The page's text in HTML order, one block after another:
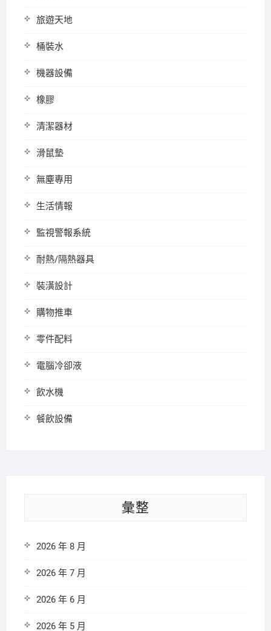
旅遊天地
桶裝水
機器設備
橡膠
清潔器材
滑鼠墊
無塵專用
生活情報
監視警報系統
耐熱/隔熱器具
裝潢設計
購物推車
零件配料
電腦冷卻液
飲水機
餐飲設備
彙整
2026 年 8 月
2026 年 7 月
2026 年 6 月
2026 年 5 月